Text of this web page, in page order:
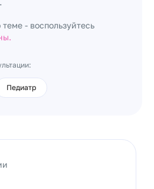
- воспользуйтесь
Педиатр